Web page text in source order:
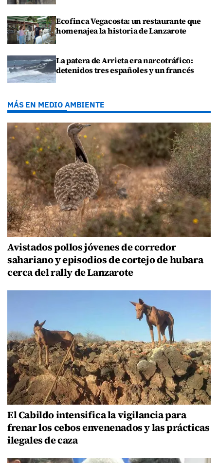
Ecofinca Vegacosta: un restaurante que
homenajea la historia de Lanzarote
La patera de Arrieta era narcotráfico:
detenidos tres españoles y un francés
MÁS EN MEDIO AMBIENTE
Avistados pollos jóvenes de corredor
sahariano y episodios de cortejo de hubara
cerca del rally de Lanzarote
El Cabildo intensifica la vigilancia para
frenar los cebos envenenados y las prácticas
ilegales de caza